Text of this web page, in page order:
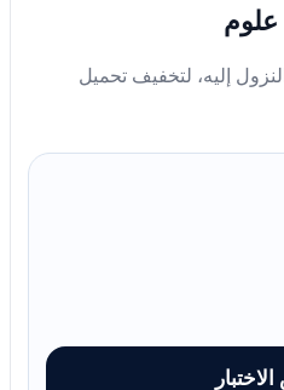
علوم
إليه، لتخفيف تحميل